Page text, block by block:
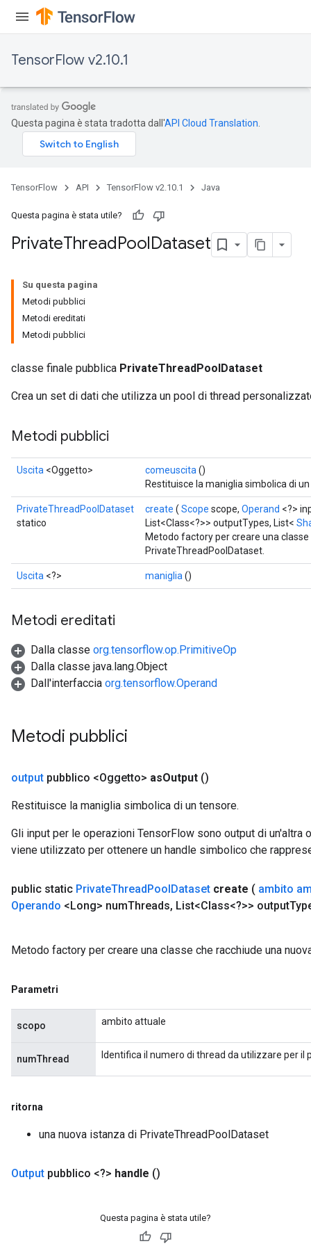
TensorFlow v2.10.1
Questa pagina è stata tradotta dall'API Cloud Translation
TensorFlow API TensorFlow v2.10.1 Java
Questa pagina è stata utile?
PrivateThreadPoolDataset
Su questa pagina
Metodi pubblici
Metodi ereditati
Metodi pubblici
classe finale pubblica PrivateThreadPoolDataset
Crea un set di dati che utilizza un pool di thread
Metodi pubblici
Uscita <Oggetto> comeuscita ()
Restituisce la maniglia simbolica di
PrivateThreadPoolDataset
statico
create ( Scope scope, Operand <?>
List<Class<?>> outputTypes, List<
Metodo factory per creare una
PrivateThreadPoolDataset.
Uscita <?> maniglia ()
Metodi ereditati
Dalla classe org.tensorflow.op.PrimitiveOp
Dalla classe java.lang.Object
Dall'interfaccia org.tensorflow.Operand
Metodi pubblici
output pubblico <Oggetto> asOutput ()
Restituisce la maniglia simbolica di un tensore.
Gli input per le operazioni TensorFlow sono output di un'altra
viene utilizzato per ottenere un handle simbolico che
public static PrivateThreadPoolDataset create ( ambito
Operando <Long> numThreads, List<Class<?>> output
Metodo factory per creare una classe che racchiude una
Parametri
scopo ambito attuale
numThread Identifica il numero di thread da utilizzare per il
ritorna
una nuova istanza di PrivateThreadPoolDataset
Output pubblico <?> handle ()
Questa pagina è stata utile?